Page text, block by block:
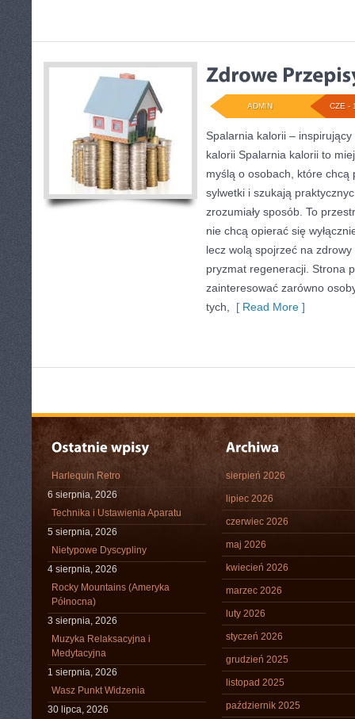
CZE -
ADMIN
Spalarnia kalorii –
kalorii Spalarnia kalorii to
myślą o osobach, które chcą
sylwetki i szukają
zrozumiały sposób. To
nie chcą opierać się
lecz wolą spojrzeć na
pryzmat regeneracji. Strona
zainteresować zarówno
tych,
[ Read More ]
Harlequin Retro
6 sierpnia, 2026
Technika i Ustawienia Aparatu
5 sierpnia, 2026
Nietypowe Dyscypliny
4 sierpnia, 2026
Rocky Mountains (Ameryka
Północna)
3 sierpnia, 2026
Muzyka Relaksacyjna i
Medytacyjna
1 sierpnia, 2026
Wasz Punkt Widzenia
30 lipca, 2026
sierpień 2026
lipiec 2026
czerwiec 2026
maj 2026
kwiecień 2026
marzec 2026
luty 2026
styczeń 2026
grudzień 2025
listopad 2025
październik 2025